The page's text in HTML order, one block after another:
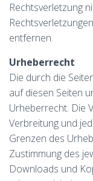
Rechtsverletzung
entfernen.
Urheberrecht
Die durch die
auf diesen Seiten
Urheberrecht. Die
Verbreitung und
Grenzen des
Zustimmung des
Downloads und